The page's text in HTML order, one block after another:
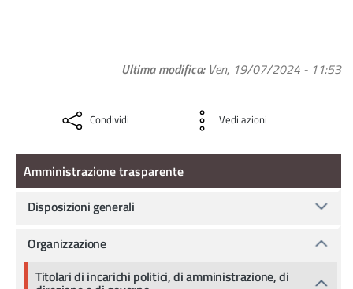
Ultima modifica Ven, 19/07/2024 - 11:53
Condividi Vedi azioni
Amministrazione Trasparente
Amministrazione trasparente
Disposizioni generali
Organizzazione
Titolari di incarichi politici, di amministrazione, di